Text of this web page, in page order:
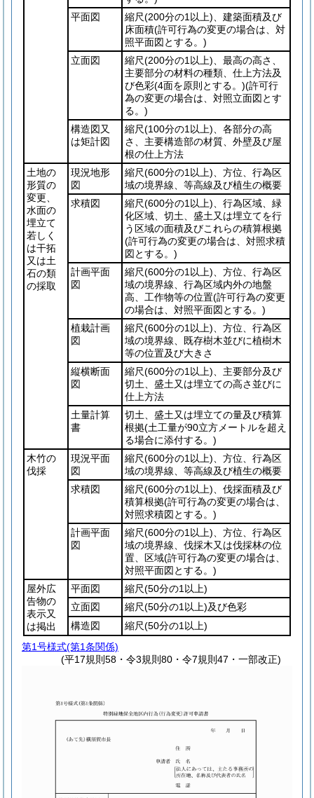
平面図
縮尺(200分の1以上) 、建築面積及び
床面積(許可行為の変更の場合は、対
照平面図とする。)
立面図
縮尺(200分の1以上) 、最高の高さ、
主要部分の材料の種類、仕上方法及
び色彩(4面を原則とする。)(許可行
為の変更の場合は、対照立面図とす
る。)
構造図又
は矩計図
縮尺(100分の1以上) 、各部分の高
さ、主要構造部の材質、外壁及び屋
根の仕上方法
土地の
形質の
変更、
水面の
埋立て
若しく
は干拓
又は土
石の類
の採取
現況地形
図
縮尺(600分の1以上) 、方位、行為区
域の境界線、等高線及び植生の概要
求積図
縮尺(600分の1以上) 、行為区域、緑
化区域、切土、盛土又は埋立てを行
う区域の面積及びこれらの積算根拠
(許可行為の変更の場合は、対照求積
図とする。)
計画平面
図
縮尺(600分の1以上) 、方位、行為区
域の境界線、行為区域内外の地盤
高、工作物等の位置(許可行為の変更
の場合は、対照平面図とする。)
植栽計画
図
縮尺(600分の1以上) 、方位、行為区
域の境界線、既存樹木並びに植樹木
等の位置及び大きさ
縦横断面
図
縮尺(600分の1以上) 、主要部分及び
切土、盛土又は埋立ての高さ並びに
仕上方法
土量計算
書
切土、盛土又は埋立ての量及び積算
根拠(土工量が90立方メートルを超え
る場合に添付する。)
木竹の
伐採
現況平面
図
縮尺(600分の1以上) 、方位、行為区
域の境界線、等高線及び植生の概要
求積図
縮尺(600分の1以上) 、伐採面積及び
積算根拠(許可行為の変更の場合は、
対照求積図とする。)
計画平面
図
縮尺(600分の1以上) 、方位、行為区
域の境界線、伐採木又は伐採林の位
置、区域(許可行為の変更の場合は、
対照平面図とする。)
屋外広
告物の
表示又
は掲出
平面図 縮尺(50分の1以上)
立面図
縮尺(50分の1以上)及び色彩
構造図
縮尺(50分の1以上)
第1号様式(第1条関係)
(平17規則58・令3規則80・令7規則47・一部改正)